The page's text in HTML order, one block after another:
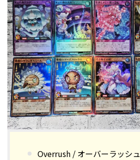
Overrush / オーバーラッシュ